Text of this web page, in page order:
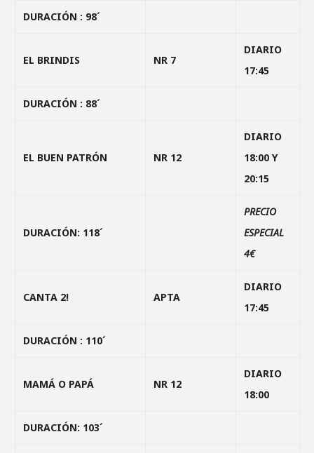
DURACIÓN : 98´
EL BRINDIS NR 7
DIARIO
17:45
DURACIÓN : 88´
EL BUEN PATRÓN NR 12
DIARIO
18:00 Y
20:15
DURACIÓN: 118´
PRECIO
ESPECIAL
4€
CANTA 2! APTA
DIARIO
17:45
DURACIÓN : 110´
MAMÁ O PAPÁ NR 12
DIARIO
18:00
DURACIÓN: 103´